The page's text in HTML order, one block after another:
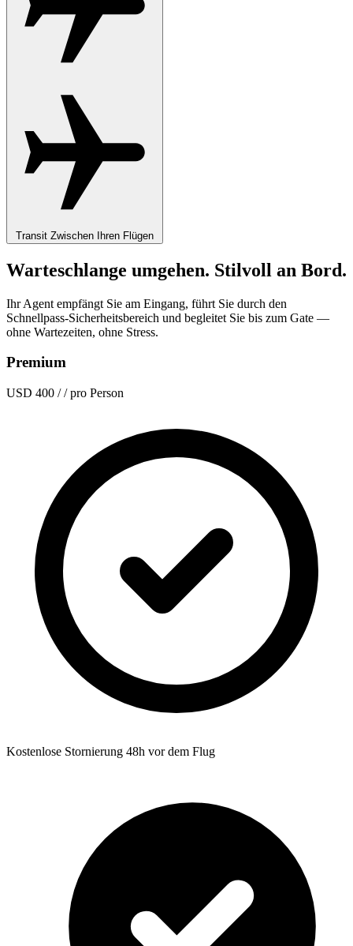
Transit Zwischen Ihren Flügen
Warteschlange umgehen. Stilvoll an Bord.
Ihr Agent empfängt Sie am Eingang, führt Sie durch den
Schnellpass-Sicherheitsbereich und begleitet Sie bis zum Gate —
ohne Wartezeiten, ohne Stress.
Premium
USD 400 / / pro Person
Kostenlose Stornierung 48h vor dem Flug